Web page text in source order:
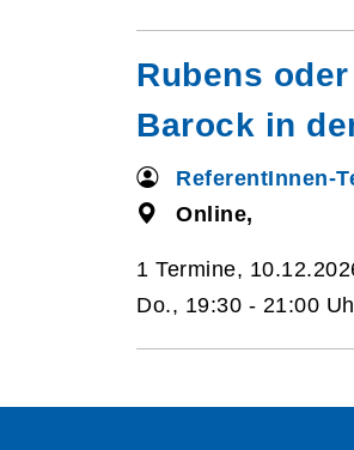
Rubens
Barock in
ReferentInnen-
Online,
1 Termine,
Do., 19:30 - 21:00